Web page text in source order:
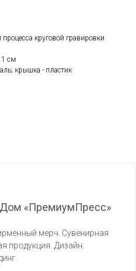
процесса круговой гравировки
см
крышка - пластик
Дом «ПремиумПресс»
мерч. Сувенирная
продукция. Дизайн.